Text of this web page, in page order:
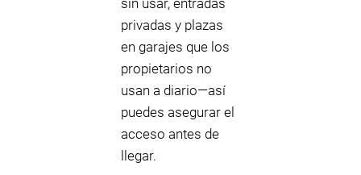
sin usar, entradas
privadas y plazas
en garajes que los
propietarios no
usan a diario—así
puedes asegurar el
acceso antes de
llegar.